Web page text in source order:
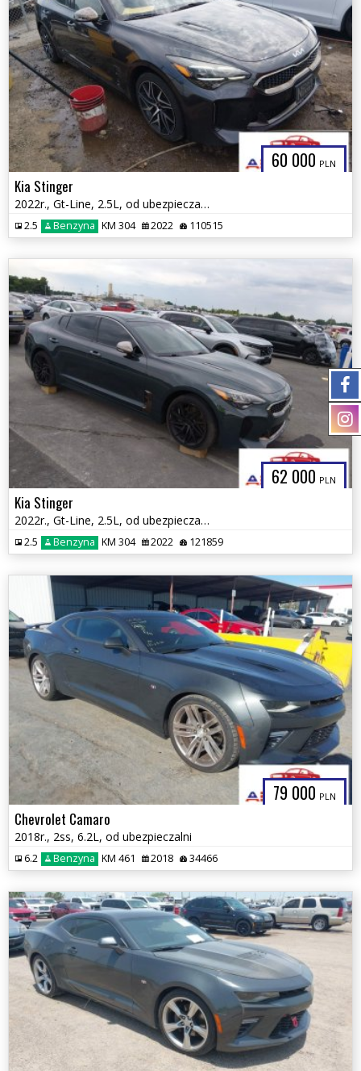
60 000 PLN
Kia Stinger
2022r., Gt-Line, 2.5L, od ubezpieczalni
2.5 Benzyna KM 304 2022 110515
62 000 PLN
Kia Stinger
2022r., Gt-Line, 2.5L, od ubezpieczalni
2.5 Benzyna KM 304 2022 121859
79 000 PLN
Chevrolet Camaro
2018r., 2ss, 6.2L, od ubezpieczalni
6.2 Benzyna KM 461 2018 34466